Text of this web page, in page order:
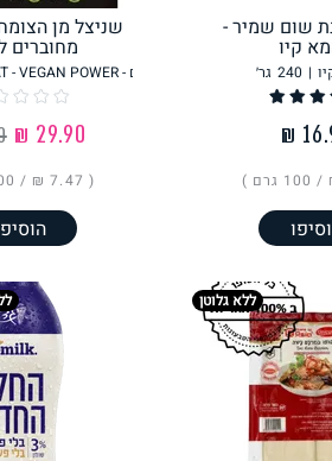
שום שמיר -
קיו
240 גר׳ |
100 גרם )
שניצל מן
מחוברים
מחוברים לחיים - THE PROPER MEAT - VEGAN POWER
‏36.90 ₪
( ‏7.47 ₪ /
ללא גלוטן